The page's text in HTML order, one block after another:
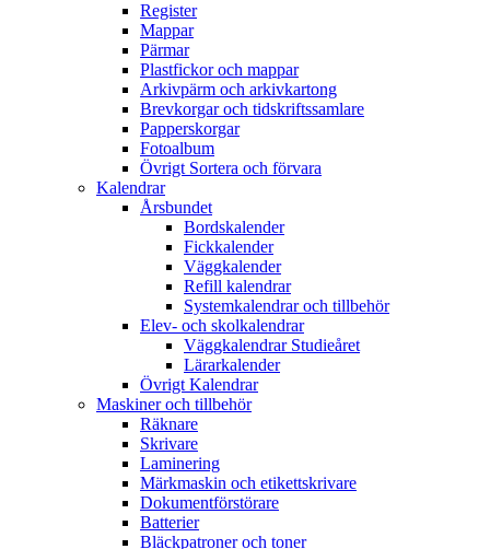
Register
Mappar
Pärmar
Plastfickor och mappar
Arkivpärm och arkivkartong
Brevkorgar och tidskriftssamlare
Papperskorgar
Fotoalbum
Övrigt Sortera och förvara
Kalendrar
Årsbundet
Bordskalender
Fickkalender
Väggkalender
Refill kalendrar
Systemkalendrar och tillbehör
Elev- och skolkalendrar
Väggkalendrar Studieåret
Lärarkalender
Övrigt Kalendrar
Maskiner och tillbehör
Räknare
Skrivare
Laminering
Märkmaskin och etikettskrivare
Dokumentförstörare
Batterier
Bläckpatroner och toner